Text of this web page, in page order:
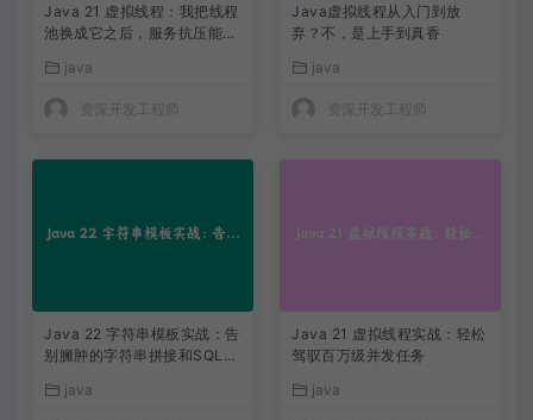
Java 21 虚拟线程：我把线程
池换成它之后，服务抗压能力
java
资深开发工程师
Java虚拟线程从入门到放
弃？不，是上手到真香
java
资深开发工程师
Java 22 字符串模板实战：告
别臃肿的字符串拼接和SQL注
java
Java 21 虚拟线程实战：轻松
驾驭百万级并发任务
java